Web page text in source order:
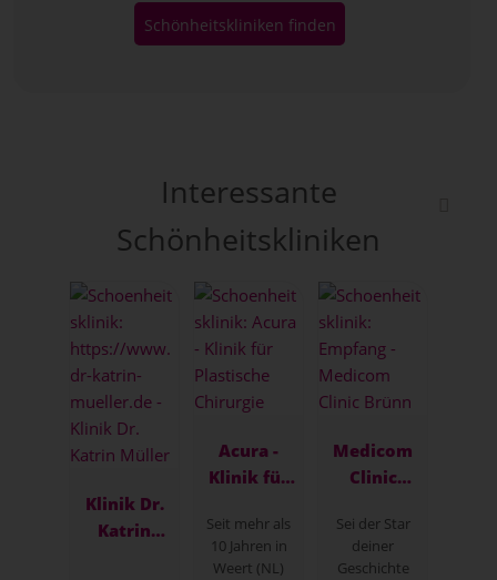
Schönheitskliniken finden
Interessante
Schönheitskliniken
Klinik Dr.
Katrin
Acura -
Klinik für
Chirurgie
Seit mehr als
10 Jahren in
Weert (NL)
Medicom
Clinic
Sei der Star
deiner
Geschichte